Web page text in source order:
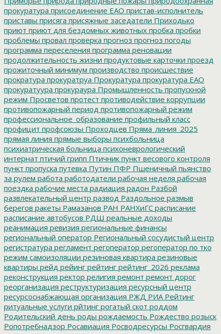
прокуратура присоединение ЕАО пристав-исполнитель
приставы присяга присяжные заседатели Приходько
приют приют для бездомных животных пробка пробки
проблемы провал проверка прогноз прогноз погоды
программа переселения программа реновации
продолжительность жизни продуктовые карточки проезд
прожиточный минимум производство происшествие
прократура прокуратруа Прокуратура прокуратура ЕАО
прокуратуура прокураура Промышленность пропускной
режим Просветов протест противодействие коррупции
противопожарный период противопожарный режим
профессиональное_образование профильный класс
профицит профсоюзы Проходцев Пряма_линия_2025
прямая линия прямые выборы психбольница
психиатрическая больница психоневрологический
интернат птичий грипп Птичник пункт весового контроля
пункт пропуска путевка Путин ПФР Пшеничный пьянство
за рулем работа работодатели рабочая неделя рабочая
поездка рабочие места радиация радон Разбой
развлекательный центр развод Раздольное размыв
берегов ракеты Рамазанов РАН РАНХиГС расписание
расписание автобусов РДШ реальные доходы
реанимация ревизия региональные финансы
региональный оператор Региональный сосудистый центр
регистратура регламент регоператор регоператор по тко
режим самоизоляции резиновая квартира резиновые
квартиры рейд рейинг рейтинг рейтинг_2026 реклама
реконструкция ректор религия ремонт ремонт дорог
реорганизация реструктуризация ресурсный центр
ресурсоснабжающая организация РЖД РИА Рейтинг
ритуальные услуги рйтинг рогатый скот роддом
Родительский день роды рождаемость Рождество розыск
Ропотребнадзор Росавиация Росводресурсы Росгвардия